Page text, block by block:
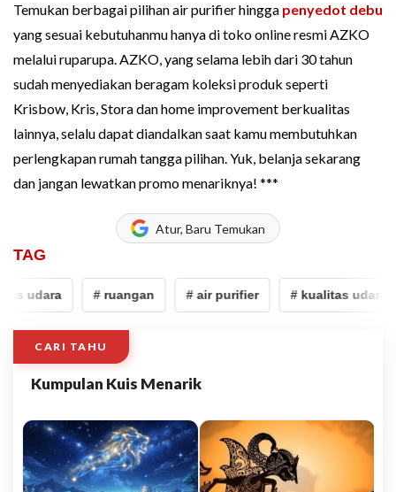
Temukan berbagai pilihan air purifier hingga penyedot debu
yang sesuai kebutuhanmu hanya di toko online resmi AZKO
melalui ruparupa. AZKO, yang selama lebih dari 30 tahun
sudah menyediakan beragam koleksi produk seperti
Krisbow, Kris, Stora dan home improvement berkualitas
lainnya, selalu dapat diandalkan saat kamu membutuhkan
perlengkapan rumah tangga pilihan. Yuk, belanja sekarang
dan jangan lewatkan promo menariknya! ***
Atur, Baru Temukan
TAG
udara # ruangan # air purifier # kualitas udara
CARI TAHU
Kumpulan Kuis Menarik